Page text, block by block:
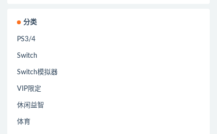
分类
PS3/4
Switch
Switch模拟器
VIP限定
休闲益智
体育